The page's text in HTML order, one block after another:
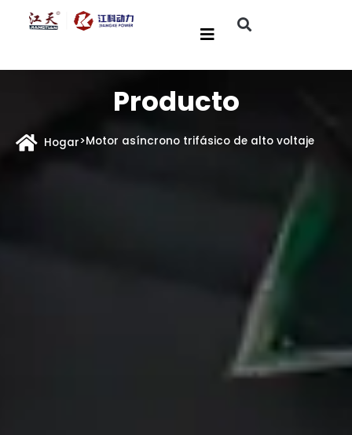
Producto
Hogar>Motor asíncrono trifásico de alto voltaje